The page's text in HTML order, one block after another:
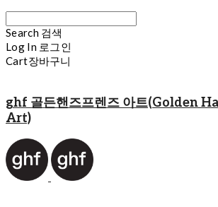
Search 검색
Log In 로그인
Cart장바구니
ghf 골든핸즈프렌즈 아트(Golden
Art)